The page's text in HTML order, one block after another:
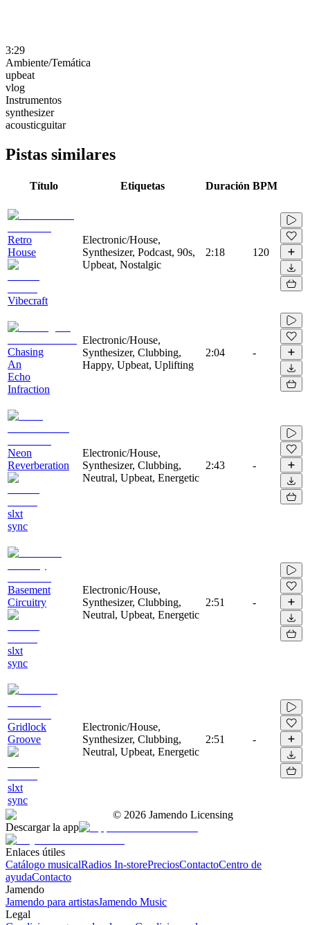
3:29
Ambiente/Temática
upbeat
vlog
Instrumentos
synthesizer
acousticguitar
Pistas similares
Título Etiquetas Duración BPM
Retro
House
Vibecraft
Electronic/House,
Synthesizer, Podcast, 90s,
Upbeat, Nostalgic
2:18 120
Chasing
An
Echo
Infraction
Electronic/House,
Synthesizer, Clubbing,
Happy, Upbeat, Uplifting
2:04 -
Neon
Reverberation
slxt
sync
Electronic/House,
Synthesizer, Clubbing,
Neutral, Upbeat, Energetic
2:43 -
Basement
Circuitry
slxt
sync
Electronic/House,
Synthesizer, Clubbing,
Neutral, Upbeat, Energetic
2:51 -
Gridlock
Groove
slxt
sync
Electronic/House,
Synthesizer, Clubbing,
Neutral, Upbeat, Energetic
2:51 -
© 2026 Jamendo Licensing
Descargar la app
Enlaces útiles
Catálogo musicalRadios In-storePreciosContactoCentro de
ayudaContacto
Jamendo
Jamendo para artistasJamendo Music
Legal